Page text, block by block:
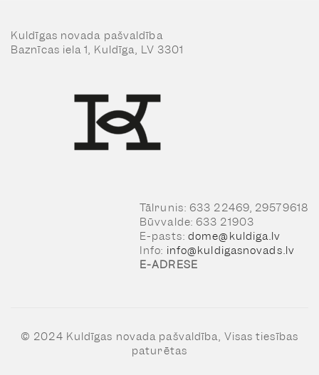
Kuldīgas novada pašvaldība
Baznīcas iela 1, Kuldīga, LV 3301
Tālrunis: 633 22469, 29579618
Būvvalde: 633 21903
E-pasts: dome@kuldiga.lv
Info: info@kuldigasnovads.lv
E-ADRESE
© 2024 Kuldīgas novada pašvaldība, Visas tiesības
paturētas